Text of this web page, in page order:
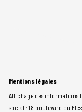
Mentions légales
Affichage des informations
social : 18 boulevard du